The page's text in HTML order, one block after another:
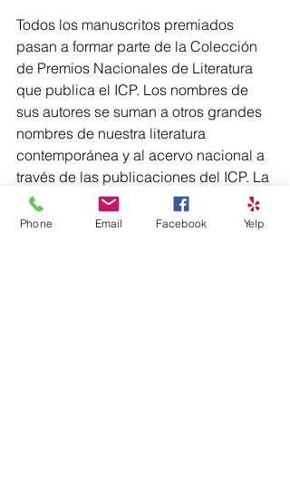
Todos los manuscritos premiados
pasan a formar parte de la Colección
de Premios Nacionales de Literatura
que publica el ICP. Los nombres de
sus autores se suman a otros grandes
nombres de nuestra literatura
contemporánea y al acervo nacional a
través de las publicaciones del ICP. La
convocatoria para los premios
correspondientes al 2017 se estará
Phone Email Facebook Yelp